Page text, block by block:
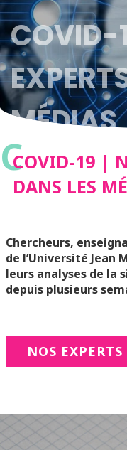
COVID-
MÉDIAS
CCOVID-19 |
DANS LES
Chercheurs,
de l’Université Jean
leurs analyses de la
depuis plusieurs
NOS